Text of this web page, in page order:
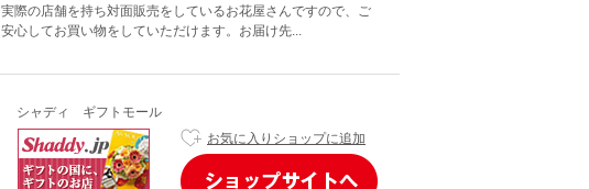
実際の店舗を持ち対面販売をしているお花屋さんですので、ご
安心してお買い物をしていただけます。お届け先...
シャディ ギフトモール
お気に入りショップに追加